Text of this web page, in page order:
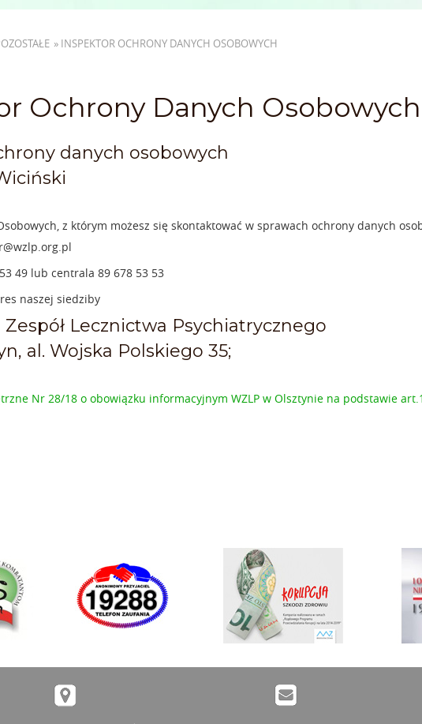
» INSPEKTOR OCHRONY DANYCH OSOBOWYCH
Ochrony Danych Osobowych
danych osobowych
z którym możesz się skontaktować w sprawach ochrony danych
49 lub centrala 89 678 53 53
naszej siedziby
Lecznictwa Psychiatrycznego
al. Wojska Polskiego 35;
Nr 28/18 o obowiązku informacyjnym WZLP w Olsztynie na podstawie